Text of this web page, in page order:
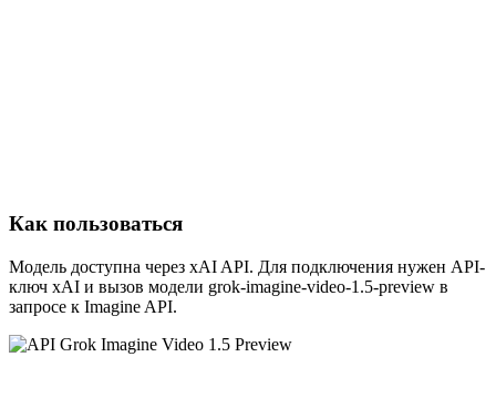
Как пользоваться
Модель доступна через xAI API. Для подключения нужен API-
ключ xAI и вызов модели grok-imagine-video-1.5-preview в
запросе к Imagine API.